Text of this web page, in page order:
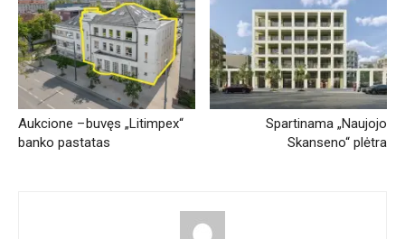
Aukcione – buvęs „Litimpex“
banko pastatas
Spartinama „Naujojo
Skanseno“ plėtra